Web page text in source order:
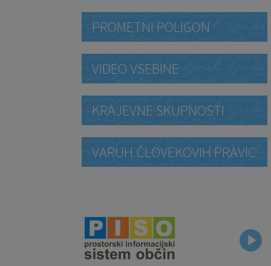
PROMETNI POLIGON
VIDEO VSEBINE
KRAJEVNE SKUPNOSTI
VARUH ČLOVEKOVIH PRAVIC